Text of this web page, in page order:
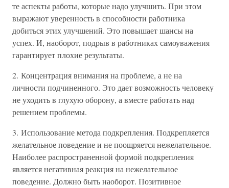
те аспекты работы, которые надо улучшить. При этом
выражают уверенность в способности работника
добиться этих улучшений. Это повышает шансы на
успех. И, наоборот, подрыв в работниках самоуважения
гарантирует плохие результаты.
2. Концентрация внимания на проблеме, а не на
личности подчиненного. Это дает возможность человеку
не уходить в глухую оборону, а вместе работать над
решением проблемы.
3. Использование метода подкрепления. Подкрепляется
желательное поведение и не поощряется нежелательное.
Наиболее распространенной формой подкрепления
является негативная реакция на нежелательное
поведение. Должно быть наоборот. Позитивное